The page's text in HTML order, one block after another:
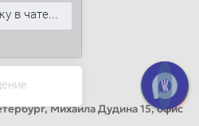
Михаила Дудина 15, офис
в чате...